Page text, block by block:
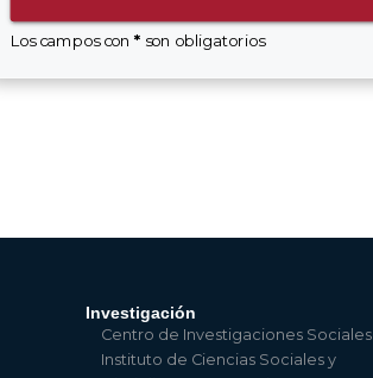
Los campos con* son obligatorios
Investigación
Centro de Investigaciones Sociales
Instituto de Ciencias Sociales y